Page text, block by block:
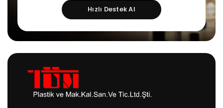
Hızlı Destek Al